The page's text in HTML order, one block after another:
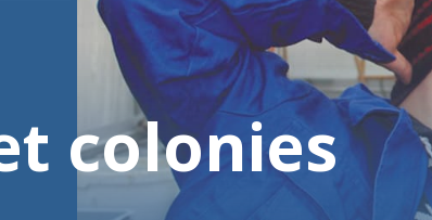
Services
Autisme
Employeur
colonies